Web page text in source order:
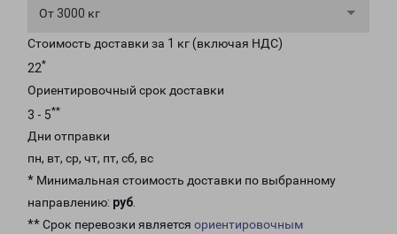
От 3000 кг
Стоимость доставки за 1 кг (включая НДС)
22*
Ориентировочный срок доставки
3 - 5**
Дни отправки
пн, вт, ср, чт, пт, сб, вс
* Минимальная стоимость доставки по выбранному
направлению: руб.
** Срок перевозки является ориентировочным